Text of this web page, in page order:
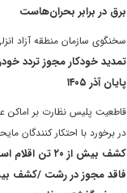
برق در برابر بحران‌هاست
سخنگوی سازمان منطقه آزاد
تمدید خودکار مجوز تردد
پایان آذر ۱۴۰۵
قاطعیت پلیس نظارت بر اماکن
در برخورد با احتکار کنندگان
کشف بیش از ۲۰ تن